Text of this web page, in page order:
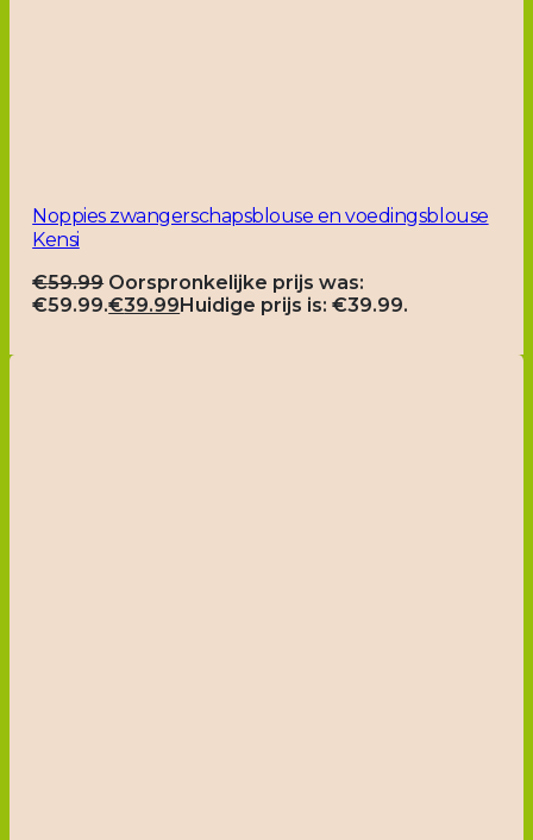
Noppies zwangerschapsblouse en voedingsblouse
Kensi
€59.99 Oorspronkelijke prijs was:
€59.99.€39.99 Huidige prijs is: €39.99.